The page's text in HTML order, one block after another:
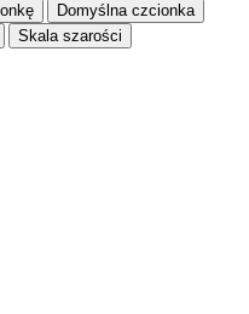
Domyślna czcionka
Skala szarości